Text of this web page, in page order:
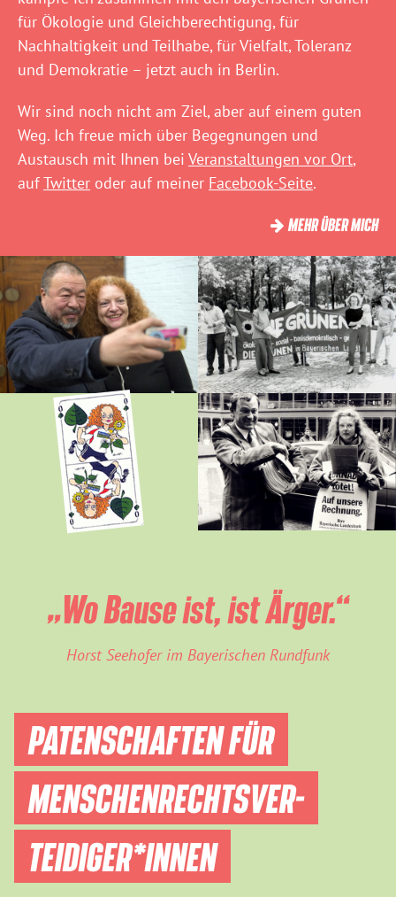
für Ökologie und Gleichberechtigung, für
Nachhaltigkeit und Teilhabe, für Vielfalt, Toleranz
und Demokratie – jetzt auch in Berlin.
Wir sind noch nicht am Ziel, aber auf einem guten
Weg. Ich freue mich über Begegnungen und
Austausch mit Ihnen bei Veranstaltungen vor Ort,
aufTwitter oder auf meiner Facebook-Seite.
MEHR ÜBER MICH
„Wo Bause ist, ist Ärger.“
Horst Seehofer im Bayerischen Rundfunk
PATENSCHAFTEN FÜR
MENSCHEN­RECHTS­VER­
TEIDIGER­*INNEN